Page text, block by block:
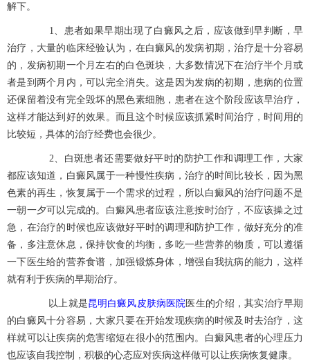
解下。
1、患者如果早期出现了白癜风之后，应该做到早判断，早
治疗，大量的临床经验认为，在白癜风的发病初期，治疗是十分容易
的，发病初期一个月左右的白色斑块，大多数情况下在治疗半个月或
者是到两个月内，可以完全消失。这是因为发病的初期，患病的位置
还保留着没有完全毁坏的黑色素细胞，患者在这个阶段应该早治疗，
这样才能达到好的效果。而且这个时候应该抓紧时间治疗，时间用的
比较短，具体的治疗经费也会很少。
2、白斑患者还需要做好平时的防护工作和调理工作，大家
都应该知道，白癜风属于一种慢性疾病，治疗的时间比较长，因为黑
色素的再生，恢复属于一个需求的过程，所以白癜风的治疗问题不是
一朝一夕可以完成的。白癜风患者应该注意按时治疗，不应该操之过
急，在治疗的时候也应该做好平时的调理和防护工作，做好充分的准
备，多注意休息，保持饮食的均衡，多吃一些营养的物质，可以遵循
一下医生给的营养食谱，加强锻炼身体，增强自我抗病的能力，这样
就有利于疾病的早期治疗。
以上就是昆明白癜风皮肤病医院 医生的介绍，其实治疗早期
的白癜风十分容易，大家只要在开始发现疾病的时候及时去治疗，这
样就可以让疾病的危害缩短在很小的范围内。白癜风患者的心理压力
也应该自我控制，积极的心态应对疾病这样做可以让疾病恢复健康。